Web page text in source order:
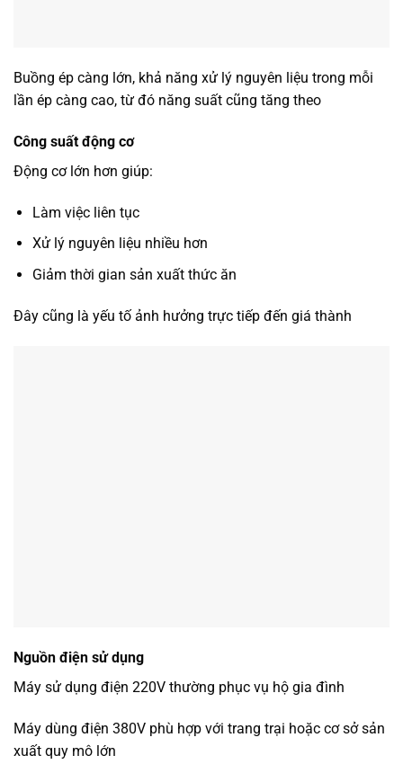
Buồng ép càng lớn, khả năng xử lý nguyên liệu trong mỗi
lần ép càng cao, từ đó năng suất cũng tăng theo
Công suất động cơ
Động cơ lớn hơn giúp:
Làm việc liên tục
Xử lý nguyên liệu nhiều hơn
Giảm thời gian sản xuất thức ăn
Đây cũng là yếu tố ảnh hưởng trực tiếp đến giá thành
Nguồn điện sử dụng
Máy sử dụng điện 220V thường phục vụ hộ gia đình
Máy dùng điện 380V phù hợp với trang trại hoặc cơ sở sản
xuất quy mô lớn